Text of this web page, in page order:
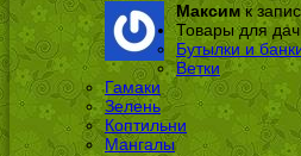
Максимк
Товары для
Бутылки и
Ветки
Гамаки
Зелень
Коптильни
Мангалы